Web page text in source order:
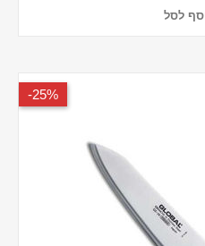
לסל
25%-